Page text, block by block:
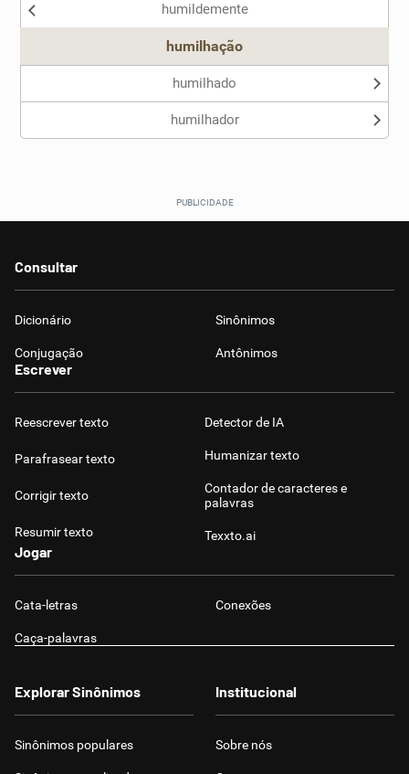
humildemente
humilhação
humilhado
humilhador
Consultar
Dicionário Sinônimos
Conjugação Antônimos
Escrever
Reescrever texto
Parafrasear texto
Corrigir texto
Resumir texto
Detector de IA
Humanizar texto
Contador de caracteres e
palavras
Texxto.ai
Jogar
Cata-letras Conexões
Caça-palavras
Explorar Sinônimos
Sinônimos populares
Institucional
Sobre nós